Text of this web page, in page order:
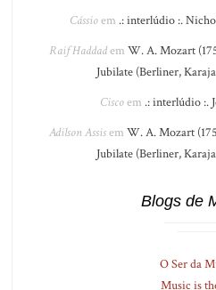
Cássioem .: interlúdio :.
Raif Haddadem W. A. Mozart
Jubilate (Berliner,
Ciscoem .: interlúdio :.
Adilson Assisem W. A. Mozart
Jubilate (Berliner,
Blogs de
O Ser da
Music is